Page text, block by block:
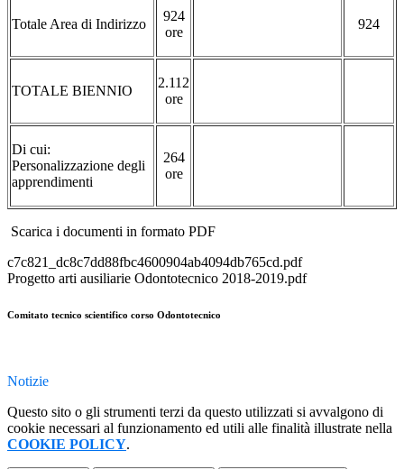
Totale Area di Indirizzo
924
ore
924
TOTALE BIENNIO
2.112
ore
Di cui:
Personalizzazione degli
apprendimenti
264
ore
Scarica i documenti in formato PDF
c7c821_dc8c7dd88fbc4600904ab4094db765cd.pdf
Progetto arti ausiliarie Odontotecnico 2018-2019.pdf
Comitato tecnico scientifico corso Odontotecnico
Notizie
Questo sito o gli strumenti terzi da questo utilizzati si avvalgono di
cookie necessari al funzionamento ed utili alle finalità illustrate nella
COOKIE POLICY.